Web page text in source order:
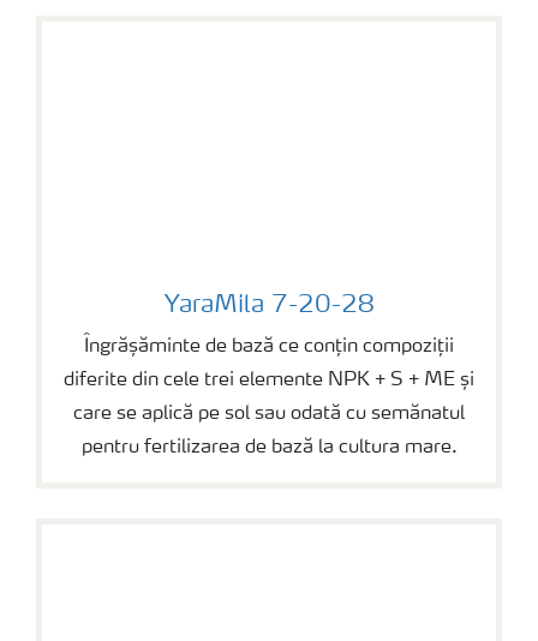
YaraMila 7-20-28
Îngrășăminte de bază ce conțin compoziții
diferite din cele trei elemente NPK + S + ME și
care se aplică pe sol sau odată cu semănatul
pentru fertilizarea de bază la cultura mare.